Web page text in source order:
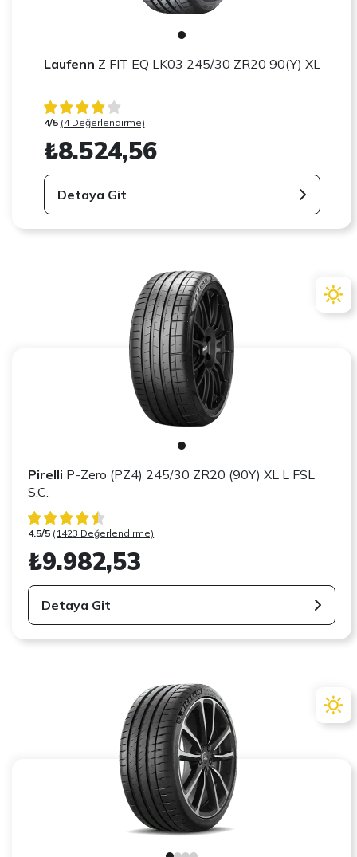
Laufenn Z FIT EQ LK03 245/30 ZR20 90(Y) XL
4/5 (4 Değerlendirme)
₺8.524,56
Detaya Git
Pirelli P-Zero (PZ4) 245/30 ZR20 (90Y) XL L FSL
S.C.
4.5/5 (1423 Değerlendirme)
₺9.982,53
Detaya Git